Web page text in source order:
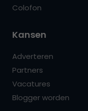
Colofon
Kansen
Adverteren
Partners
Vacatures
Blogger worden